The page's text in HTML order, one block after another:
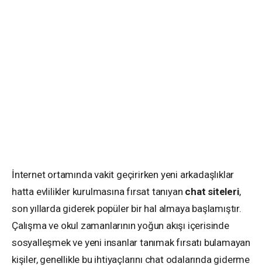
İnternet ortamında vakit geçirirken yeni arkadaşlıklar
hatta evlilikler kurulmasına fırsat tanıyan chat siteleri,
son yıllarda giderek popüler bir hal almaya başlamıştır.
Çalışma ve okul zamanlarının yoğun akışı içerisinde
sosyalleşmek ve yeni insanlar tanımak fırsatı bulamayan
kişiler, genellikle bu ihtiyaçlarını chat odalarında giderme